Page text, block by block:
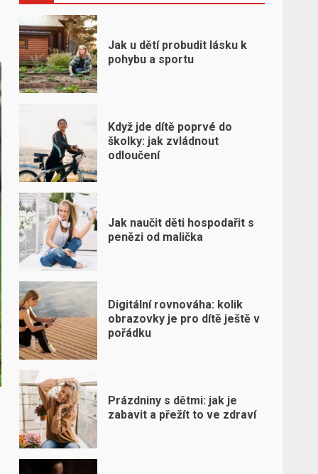
Jak u dětí probudit lásku k
pohybu a sportu
Když jde dítě poprvé do
školky: jak zvládnout
odloučení
Jak naučit děti hospodařit s
penězi od malička
Digitální rovnováha: kolik
obrazovky je pro dítě ještě v
pořádku
Prázdniny s dětmi: jak je
zabavit a přežít to ve zdraví